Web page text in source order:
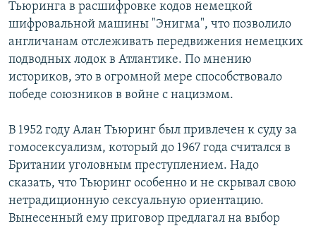
Тьюринга в расшифровке кодов немецкой
шифровальной машины "Энигма", что позволило
англичанам отслеживать передвижения немецких
подводных лодок в Атлантике. По мнению
историков, это в огромной мере способствовало
победе союзников в войне с нацизмом.
В 1952 году Алан Тьюринг был привлечен к суду за
гомосексуализм, который до 1967 года считался в
Британии уголовным преступлением. Надо
сказать, что Тьюринг особенно и не скрывал свою
нетрадиционную сексуальную ориентацию.
Вынесенный ему приговор предлагал на выбор